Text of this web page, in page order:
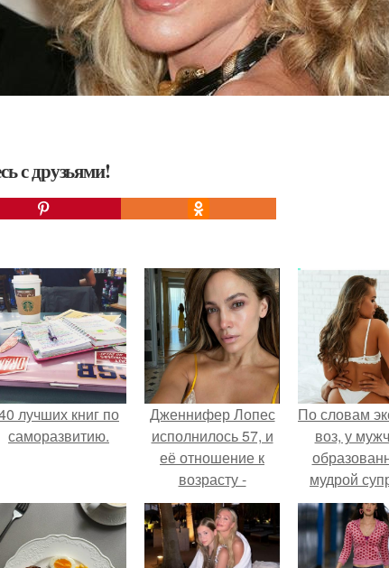
с друзьями!
лучших книг по
саморазвитию.
Дженнифер Лопес
исполнилось 57, и
её отношение к
возрасту -
настоящий
манифест
уверенности: "не
По словам
воз, у
мудрой
смерти